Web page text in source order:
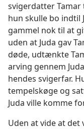
svigerdatter
hun skulle bo indtil
gammel nok til at
uden at Juda gav
døde, udtænkte
arving gennem
hendes svigerfar.
tempelskøge og
Juda ville komme
Uden at vide at det